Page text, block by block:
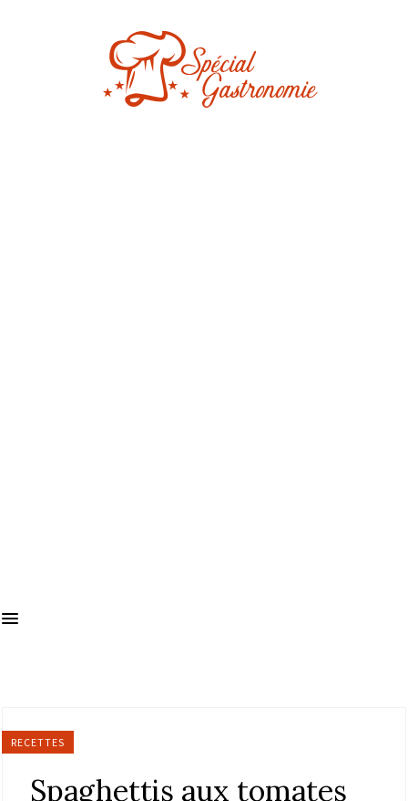
RECETTES
Spaghettis aux tomates